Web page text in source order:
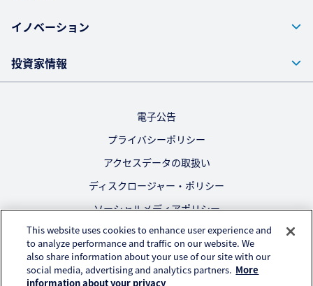
イノベーション
投資家情報
電子公告
プライバシーポリシー
アクセスデータの取扱い
ディスクロージャー・ポリシー
ソーシャルメディアポリシー
ご利用にあたって
公式SNS
This website uses cookies to enhance user experience and
to analyze performance and traffic on our website. We
also share information about your use of our site with our
social media, advertising and analytics partners. More
information about your privacy